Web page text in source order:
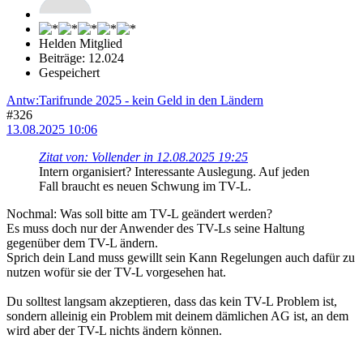
Helden Mitglied
Beiträge: 12.024
Gespeichert
Antw:Tarifrunde 2025 - kein Geld in den Ländern
#326
13.08.2025 10:06
Zitat von: Vollender in 12.08.2025 19:25
Intern organisiert? Interessante Auslegung. Auf jeden
Fall braucht es neuen Schwung im TV-L.
Nochmal: Was soll bitte am TV-L geändert werden?
Es muss doch nur der Anwender des TV-Ls seine Haltung
gegenüber dem TV-L ändern.
Sprich dein Land muss gewillt sein Kann Regelungen auch dafür zu
nutzen wofür sie der TV-L vorgesehen hat.
Du solltest langsam akzeptieren, dass das kein TV-L Problem ist,
sondern alleinig ein Problem mit deinem dämlichen AG ist, an dem
wird aber der TV-L nichts ändern können.